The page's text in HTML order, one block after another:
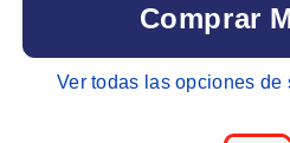
Comprar
Ver todas las opciones